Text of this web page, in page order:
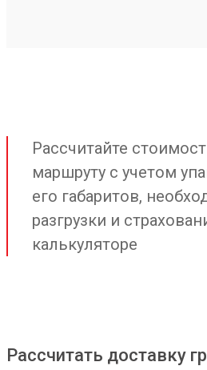
Рассчитайте
маршруту с учетом
его габаритов,
разгрузки и
калькуляторе
Рассчитать доставку